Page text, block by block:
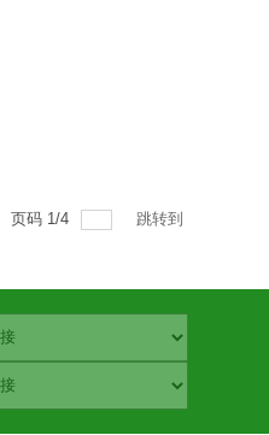
页码 1/4 跳转到